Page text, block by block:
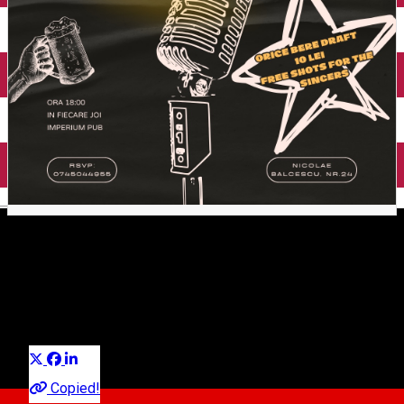
Copied!
Petrecere